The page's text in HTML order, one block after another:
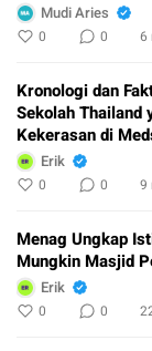
Mudi Aries
0 0 6
Kronologi dan
Sekolah Thailand
Kekerasan di
Erik
0 0 9
Menag Ungkap
Mungkin Masjid
Erik
0 0